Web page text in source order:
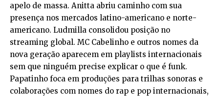
apelo de massa. Anitta abriu caminho com sua
presença nos mercados latino-americano e norte-
americano. Ludmilla consolidou posição no
streaming global. MC Cabelinho e outros nomes da
nova geração aparecem em playlists internacionais
sem que ninguém precise explicar o que é funk.
Papatinho foca em produções para trilhas sonoras e
colaborações com nomes do rap e pop internacionais,